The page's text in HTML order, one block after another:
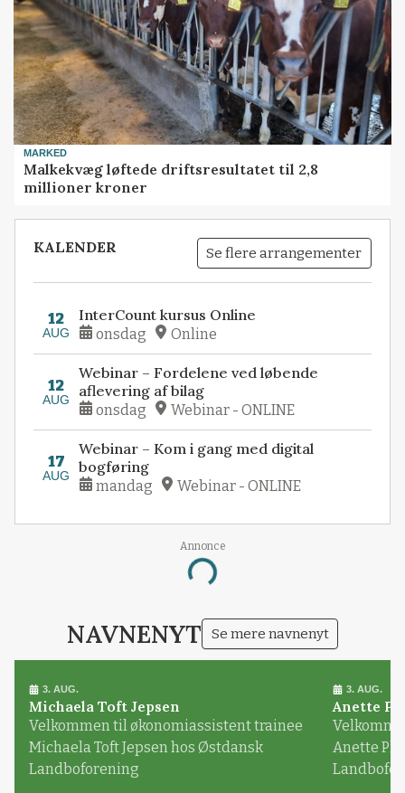
MARKED
Malkekvæg løftede driftsresultatet til 2,8
millioner kroner
KALENDER Se flere arrangementer
12
AUG
InterCount kursus Online
onsdag Online
12
AUG
Webinar – Fordelene ved løbende
aflevering af bilag
onsdag Webinar - ONLINE
17
AUG
Webinar – Kom i gang med digital
bogføring
mandag Webinar - ONLINE
Annonce
Loading...
NAVNENYT Se mere navnenyt
3. AUG.
Michaela Toft Jepsen
Velkommen til økonomiassistent trainee
Michaela Toft Jepsen hos Østdansk
Landboforening
3. AUG.
Anette
Anette